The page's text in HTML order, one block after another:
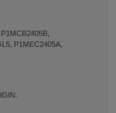
P1MEC2405A,